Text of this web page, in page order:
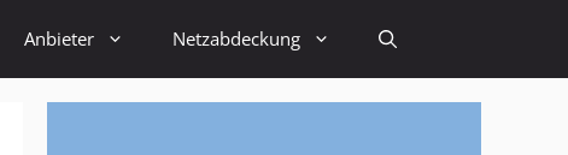
Anbieter Netzabdeckung